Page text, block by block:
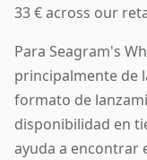
33 € across our
Para Seagram's
principalmente de
formato de
disponibilidad en
ayuda a encontrar